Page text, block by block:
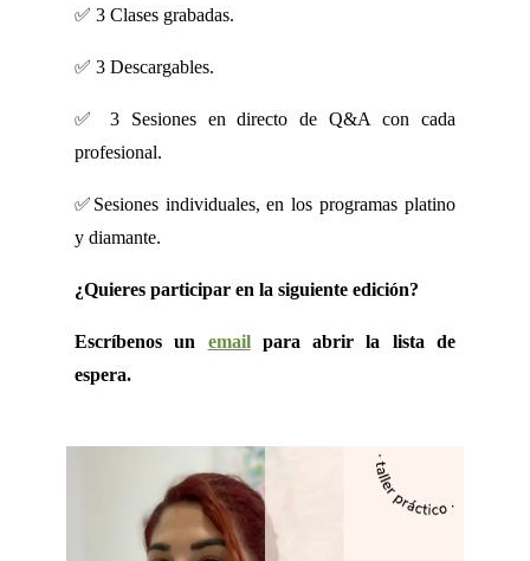
✅ 3 Clases grabadas.
✅ 3 Descargables.
✅ 3 Sesiones en directo de Q&A con cada
profesional.
✅Sesiones individuales, en los programas platino
y diamante.
¿Quieres participar en la siguiente edición?
Escríbenos un emailpara abrir la lista de
espera.